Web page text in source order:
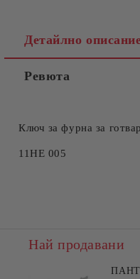
Детайлно
Ревюта
Ключ за фурна за
11HE 005
Най продавани